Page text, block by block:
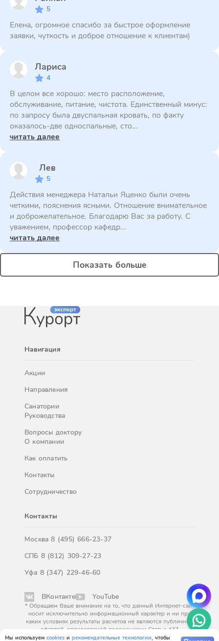
Мы используем cookies и рекомендательные технологии, чтобы
5
Елена, огромное спасибо за быстрое оформление
заявки, чуткость и доброе отношение к клиентам)
Лариса
4
В целом все хорошо: место расположение,
обслуживание, питание, чистота. Единственный минус:
по запросу была двуспальная кровать, по факту
оказалось-две односпальные, сто...
читать далее
Лев
5
Действия менеджера Натальи Яценко были очень
четкими, пояснения ясными. Отношение внимательное
и доброжелательное. Благодарю Вас за работу. С
уважением, профессор кафедр...
читать далее
Показать больше
Навигация
Акции
Направления
Санатории
Руководства
Вопросы доктору
О компании
Как оплатить
Контакты
Сотрудничество
Контакты
Москва8 (495) 666-23-37
СПБ 8 (812) 309-27-23
Уфа 8 (347) 229-46-60
ВКонтакте YouTube
* Обращаем Ваше внимание на то, что данный Интернет-сайт
носит исключительно информационный характер и ни при
каких условиях результаты расчетов не являются публичной
офертой, определяемой положениями Статьи 437
Гражданского кодекса Российской Федерации. За